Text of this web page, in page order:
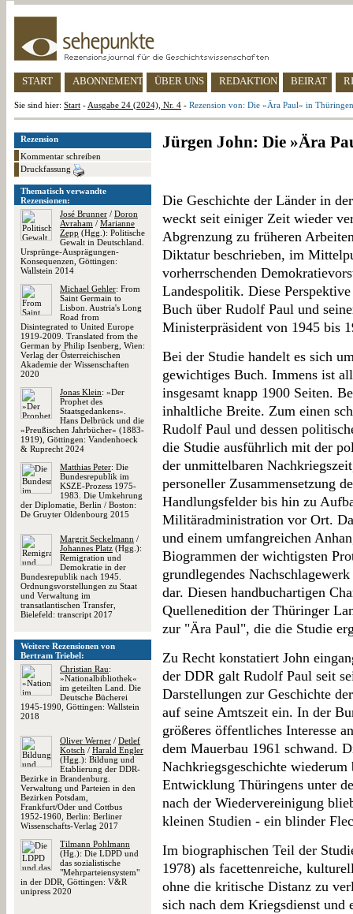
START ABONNEMENT ÜBER UNS REDAKTION BEIRAT
Sie sind hier: Start - Ausgabe 24 (2024), Nr. 4 - Rezension von: Die »Ära Paul« in
Rezension
Kommentar schreiben
Druckfassung
Thematisch verwandte
Rezensionen:
José Brunner / Doron
Avraham / Marianne
Zepp (Hgg.): Politische
Gewalt in Deutschland.
Ursprünge-Ausprägungen-
Konsequenzen, Göttingen:
Wallstein 2014
Michael Gehler: From
Saint Germain to
Lisbon. Austria's Long
Road from
Disintegrated to United Europe
1919-2009. Translated from the
German by Philip Isenberg, Wien:
Verlag der Österreichischen
Akademie der Wissenschaften
2020
Jonas Klein: »Der
Prophet des
Staatsgedankens«.
Hans Delbrück und die
»Preußischen Jahrbücher« (1883-
1919), Göttingen: Vandenhoeck
& Ruprecht 2024
Matthias Peter: Die
Bundesrepublik im
KSZE-Prozess 1975-
1983. Die Umkehrung
der Diplomatie, Berlin / Boston:
De Gruyter Oldenbourg 2015
Margrit Seckelmann /
Johannes Platz (Hgg.):
Remigration und
Demokratie in der
Bundesrepublik nach 1945.
Ordnungsvorstellungen zu Staat
und Verwaltung im
transatlantischen Transfer,
Bielefeld: transcript 2017
Weitere Rezensionen von
Bertram Triebel:
Christian Rau:
»Nationalbibliothek«
im geteilten Land. Die
Deutsche Bücherei
1945-1990, Göttingen: Wallstein
2018
Oliver Werner / Detlef
Kotsch / Harald Engler
(Hgg.): Bildung und
Etablierung der DDR-
Bezirke in Brandenburg.
Verwaltung und Parteien in den
Bezirken Potsdam,
Frankfurt/Oder und Cottbus
1952-1960, Berlin: Berliner
Wissenschafts-Verlag 2017
Tilmann Pohlmann
(Hg.): Die LDPD und
das sozialistische
"Mehrparteiensystem"
in der DDR, Göttingen: V&R
unipress 2020
Jürgen John: Die »Ära
Die Geschichte der Länder in
weckt seit einiger Zeit wieder
Abgrenzung zu früheren
Diktatur beschrieben, im
vorherrschenden
Landespolitik. Diese
Buch über Rudolf Paul und
Ministerpräsident von 1945 bis
Bei der Studie handelt es sich
gewichtiges Buch. Immens ist
insgesamt knapp 1900 Seiten.
inhaltliche Breite. Zum einen
Rudolf Paul und dessen
die Studie ausführlich mit der
der unmittelbaren
personeller Zusammensetzung
Handlungsfelder bis hin zu
Militäradministration vor Ort.
und einem umfangreichen
Biogrammen der wichtigsten
grundlegendes
dar. Diesen handbuchartigen
Quellenedition der Thüringer
zur "Ära Paul", die die Studie
Zu Recht konstatiert John
der DDR galt Rudolf Paul seit
Darstellungen zur Geschichte
auf seine Amtszeit ein. In der
größeres öffentliches Interesse
dem Mauerbau 1961 schwand.
Nachkriegsgeschichte
Entwicklung Thüringens unter
nach der Wiedervereinigung
kleinen Studien - ein blinder
Im biographischen Teil der
1978) als facettenreiche,
ohne die kritische Distanz zu
sich nach dem Kriegsdienst